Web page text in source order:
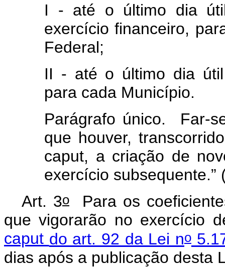
I - até o último dia
exercício financeiro,
Federal;
II - até o último dia
para cada Município.
Parágrafo único. Far-
que houver,
caput, a criação de
exercício subsequente.”
Art. 3o Para os
que vigorarão no exercício
caput do art. 92 da Lei no
dias após a publicação desta